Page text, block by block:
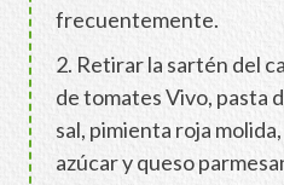
frecuentemente.
2. Retirar la sartén del
de tomates Vivo, pasta
sal, pimienta roja
azúcar y queso